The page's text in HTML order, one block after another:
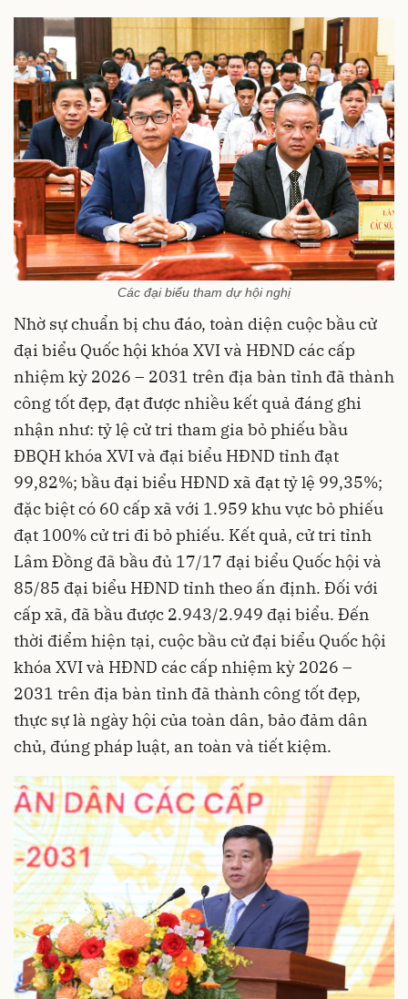
Các đại biểu tham dự hội nghị
Nhờ sự chuẩn bị chu đáo, toàn diện cuộc bầu cử
đại biểu Quốc hội khóa XVI và HĐND các cấp
nhiệm kỳ 2026 – 2031 trên địa bàn tỉnh đã thành
công tốt đẹp, đạt được nhiều kết quả đáng ghi
nhận như: tỷ lệ cử tri tham gia bỏ phiếu bầu
ĐBQH khóa XVI và đại biểu HĐND tỉnh đạt
99,82%; bầu đại biểu HĐND xã đạt tỷ lệ 99,35%;
đặc biệt có 60 cấp xã với 1.959 khu vực bỏ phiếu
đạt 100% cử tri đi bỏ phiếu. Kết quả, cử tri tỉnh
Lâm Đồng đã bầu đủ 17/17 đại biểu Quốc hội và
85/85 đại biểu HĐND tỉnh theo ấn định. Đối với
cấp xã, đã bầu được 2.943/2.949 đại biểu. Đến
thời điểm hiện tại, cuộc bầu cử đại biểu Quốc hội
khóa XVI và HĐND các cấp nhiệm kỳ 2026 –
2031 trên địa bàn tỉnh đã thành công tốt đẹp,
thực sự là ngày hội của toàn dân, bảo đảm dân
chủ, đúng pháp luật, an toàn và tiết kiệm.